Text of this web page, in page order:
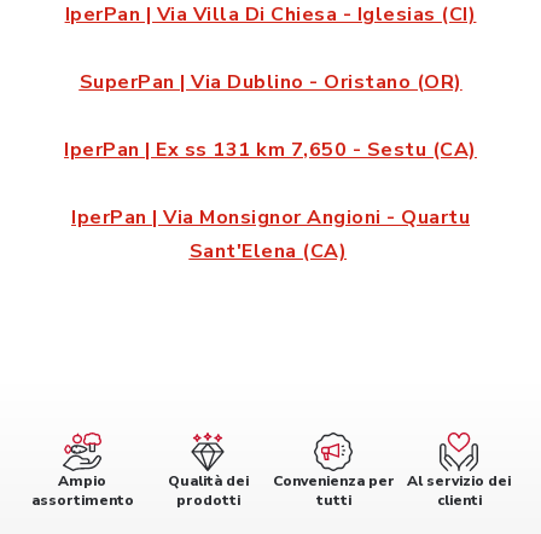
IperPan | Via Villa Di Chiesa - Iglesias (CI)
SuperPan | Via Dublino - Oristano (OR)
IperPan | Ex ss 131 km 7,650 - Sestu (CA)
IperPan | Via Monsignor Angioni - Quartu
Sant'Elena (CA)
Ampio
assortimento
Qualità dei
prodotti
Convenienza per
tutti
Al servizio dei
clienti